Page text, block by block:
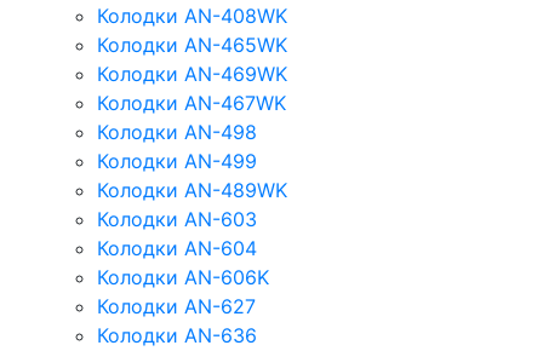
Колодки AN-408WK
Колодки AN-465WK
Колодки AN-469WK
Колодки AN-467WK
Колодки AN-498
Колодки AN-499
Колодки AN-489WK
Колодки AN-603
Колодки AN-604
Колодки AN-606K
Колодки AN-627
Колодки AN-636